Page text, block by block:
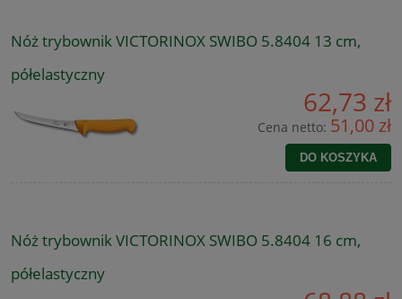
Nóż trybownik VICTORINOX SWIBO 5.8404 13 cm,
półelastyczny
62,73 zł
Cena netto: 51,00 zł
DO KOSZYKA
Nóż trybownik VICTORINOX SWIBO 5.8404 16 cm,
półelastyczny